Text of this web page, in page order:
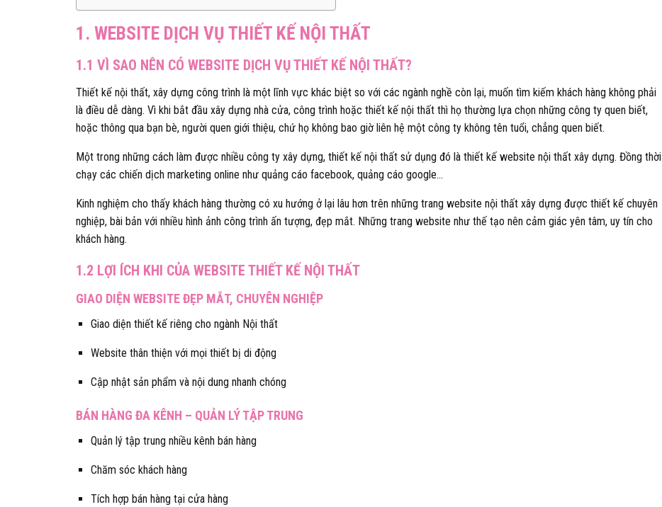
1. WEBSITE DỊCH VỤ THIẾT KẾ NỘI THẤT
1.1 VÌ SAO NÊN CÓ WEBSITE DỊCH VỤ THIẾT KẾ NỘI THẤT?
Thiết kế nội thất, xây dựng công trình là một lĩnh vực khác biệt so với các ngành nghề còn lại, muốn tìm kiếm khách hàng không phải
là điều dễ dàng. Vì khi bắt đầu xây dựng nhà cửa, công trình hoặc thiết kế nội thất thì họ thường lựa chọn những công ty quen biết,
hoặc thông qua bạn bè, người quen giới thiệu, chứ họ không bao giờ liên hệ một công ty không tên tuổi, chẳng quen biết.
Một trong những cách làm được nhiều công ty xây dựng, thiết kế nội thất sử dụng đó là thiết kế website nội thất xây dựng. Đồng thời
chạy các chiến dịch marketing online như quảng cáo facebook, quảng cáo google…
Kinh nghiệm cho thấy khách hàng thường có xu hướng ở lại lâu hơn trên những trang website nội thất xây dựng được thiết kế chuyên
nghiệp, bài bản với nhiều hình ảnh công trình ấn tượng, đẹp mắt. Những trang website như thế tạo nên cảm giác yên tâm, uy tín cho
khách hàng.
1.2 LỢI ÍCH KHI CỦA WEBSITE THIẾT KẾ NỘI THẤT
GIAO DIỆN WEBSITE ĐẸP MẮT, CHUYÊN NGHIỆP
Giao diện thiết kế riêng cho ngành Nội thất
Website thân thiện với mọi thiết bị di động
Cập nhật sản phẩm và nội dung nhanh chóng
BÁN HÀNG ĐA KÊNH – QUẢN LÝ TẬP TRUNG
Quản lý tập trung nhiều kênh bán hàng
Chăm sóc khách hàng
Tích hợp bán hàng tại cửa hàng